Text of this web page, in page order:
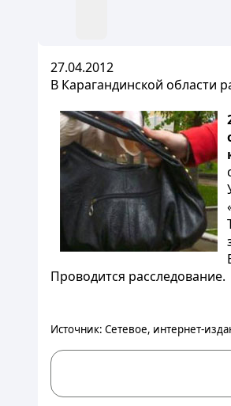
27.04.2012
В Карагандинской области
Проводится расследование.
Источник: Сетевое, интернет-